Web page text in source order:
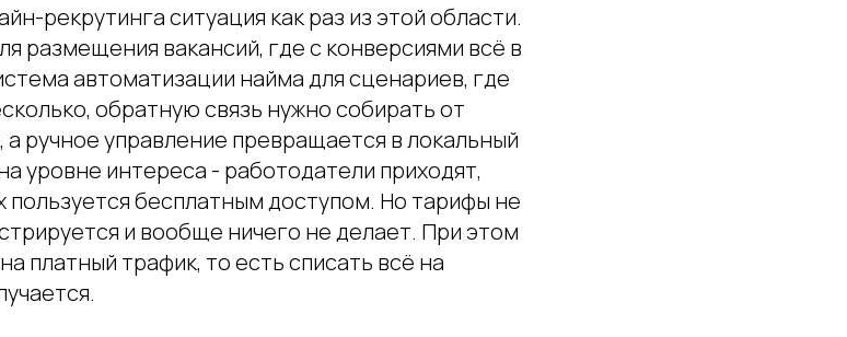
рекрутинга ситуация как раз из этой области.
размещения вакансий, где с конверсиями всё в
автоматизации найма для сценариев, где
обратную связь нужно собирать от
а ручное управление превращается в локальный
уровне интереса - работодатели приходят,
пользуется бесплатным доступом. Но тарифы не
и вообще ничего не делает. При этом
платный трафик, то есть списать всё на